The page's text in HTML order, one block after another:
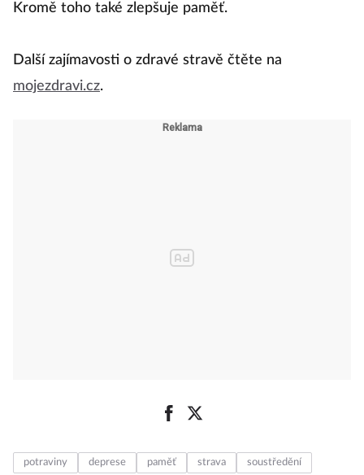
Kromě toho také zlepšuje paměť.
Další zajímavosti o zdravé stravě čtěte na
mojezdravi.cz.
potraviny deprese paměť strava soustředění